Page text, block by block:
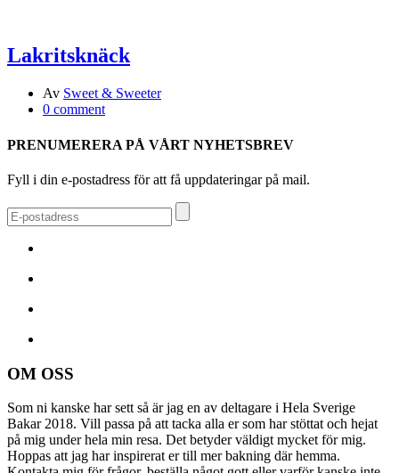
Lakritsknäck
Av Sweet & Sweeter
0 comment
PRENUMERERA PÅ VÅRT NYHETSBREV
Fyll i din e-postadress för att få uppdateringar på mail.
OM OSS
Som ni kanske har sett så är jag en av deltagare i Hela Sverige
Bakar 2018. Vill passa på att tacka alla er som har stöttat och hejat
på mig under hela min resa. Det betyder väldigt mycket för mig.
Hoppas att jag har inspirerat er till mer bakning där hemma.